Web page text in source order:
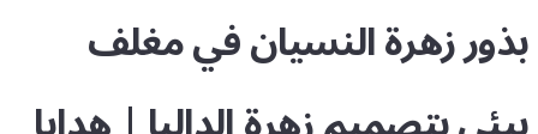
بذور زهرة النسيان في مغلف